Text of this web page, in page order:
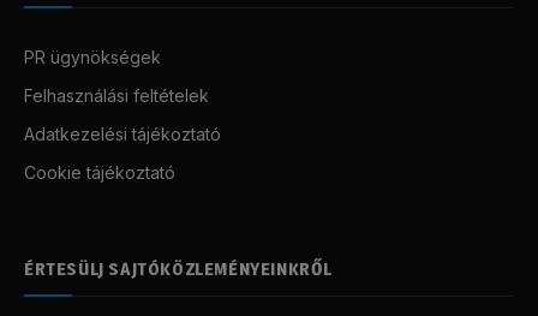
PR ügynökségek
Felhasználási feltételek
Adatkezelési tájékoztató
Cookie tájékoztató
ÉRTESÜLJ SAJTÓKÖZLEMÉNYEINKRŐL